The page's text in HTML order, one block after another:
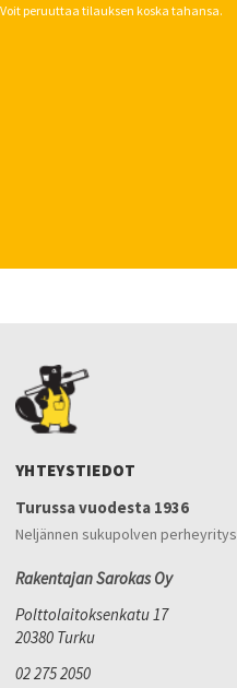
Voit peruuttaa tilauksen koska tahansa.
YHTEYSTIEDOT
Turussa vuodesta 1936
Neljännen sukupolven perheyritys
Rakentajan Sarokas Oy
Polttolaitoksenkatu 17
20380 Turku
02 275 2050